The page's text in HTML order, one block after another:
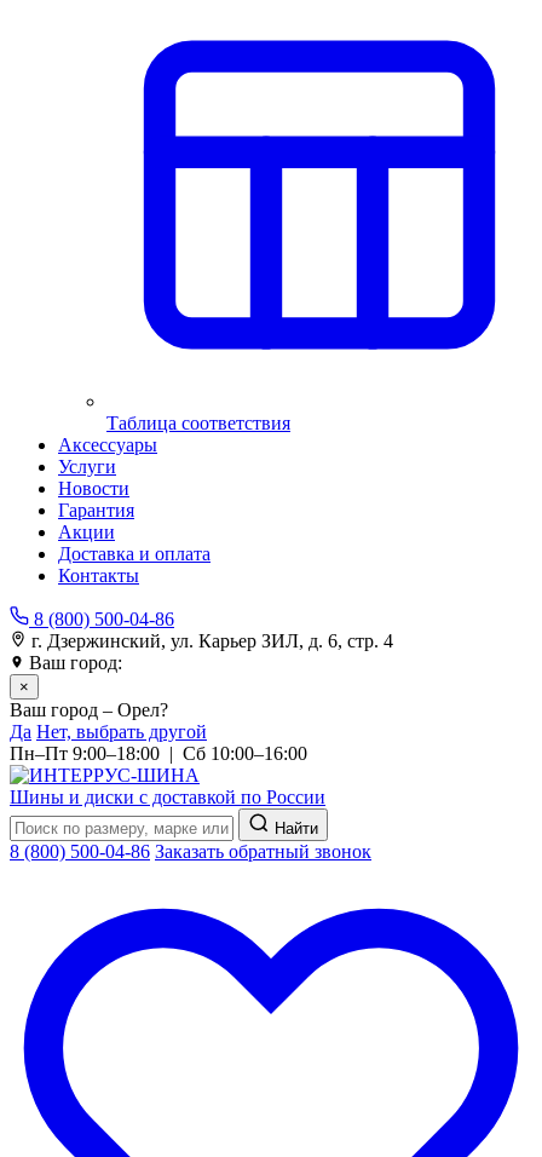
Таблица соответствия
Аксессуары
Услуги
Новости
Гарантия
Акции
Доставка и оплата
Контакты
8 (800) 500-04-86
г. Дзержинский, ул. Карьер ЗИЛ, д. 6, стр. 4
Ваш город:
×
Ваш город – Орел?
Да Нет, выбрать другой
Пн–Пт 9:00–18:00 | Сб 10:00–16:00
Шины и диски с доставкой по России
Найти
8 (800) 500-04-86 Заказать обратный звонок